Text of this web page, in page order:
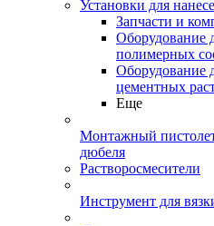
Установки для
Запчасти и
Оборудование
полимерных
Оборудование
цементных
Еще
Монтажный
дюбеля
Растворосмесители
Инструмент для